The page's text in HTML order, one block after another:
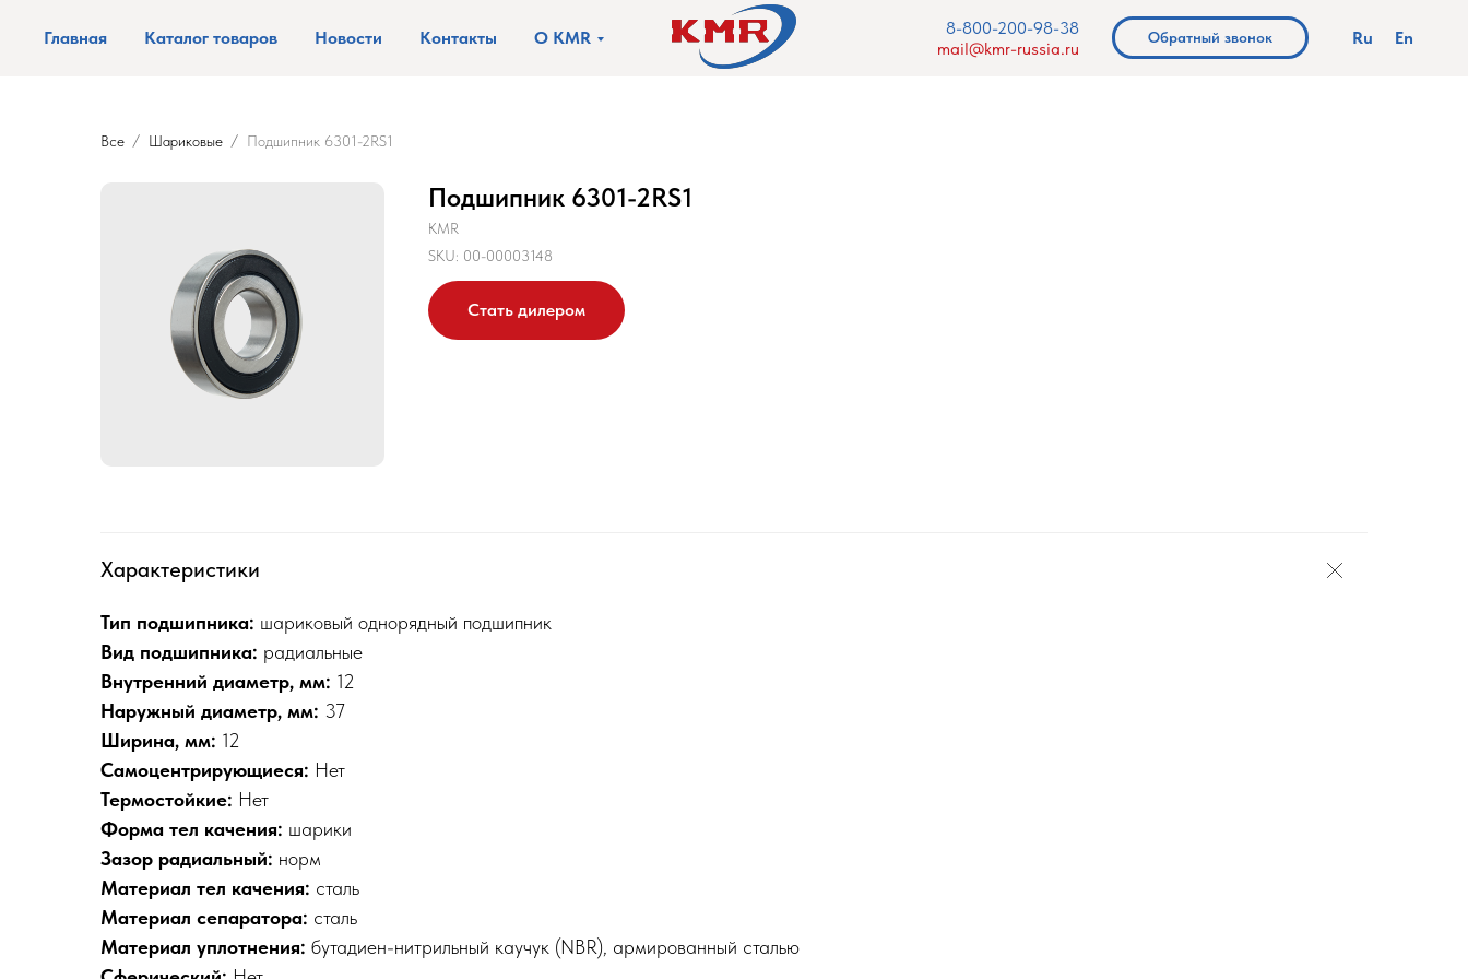
Главная Каталог товаров Новости Контакты О KMR
8-800-200-98-38
mail@kmr-russia.ru
Обратный звонок Ru En
Все Шариковые Подшипник 6301-2RS1
Подшипник 6301-2RS1
KMR
SKU: 00-00003148
Стать дилером
Характеристики
Тип подшипника: шариковый однорядный подшипник
Вид подшипника: радиальные
Внутренний диаметр, мм: 12
Наружный диаметр, мм: 37
Ширина, мм: 12
Самоцентрирующиеся: Нет
Термостойкие: Нет
Форма тел качения: шарики
Зазор радиальный: норм
Материал тел качения: сталь
Материал сепаратора: сталь
Материал уплотнения: бутадиен-нитрильный каучук (NBR), армированный сталью